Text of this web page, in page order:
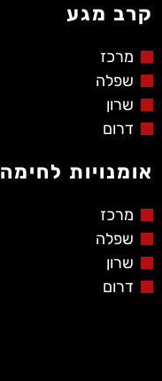
קרב מגע
מרכז
שפלה
שרון
דרום
אומנויות לחימה
מרכז
שפלה
שרון
דרום